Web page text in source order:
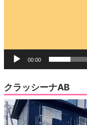
00:00
クラッシーナAB
動
画